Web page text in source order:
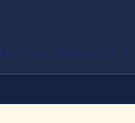
Horoskop miesięczny